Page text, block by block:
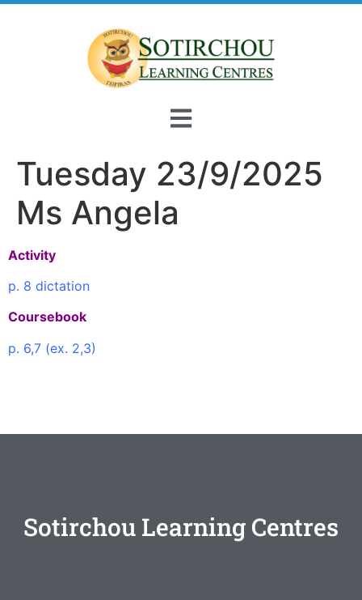
Tuesday 23/9/2025
Ms Angela
Activity
p. 8 dictation
Coursebook
p. 6,7 (ex. 2,3)
Sotirchou Learning Centres